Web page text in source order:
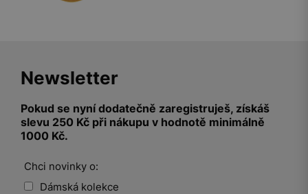
Newsletter
Pokud se nyní dodatečně zaregistruješ, získáš
slevu 250 Kč při nákupu v hodnotě minimálně
1000 Kč.
Chci novinky o:
Dámská kolekce